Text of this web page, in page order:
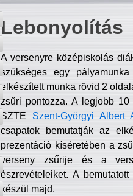
Lebonyolítás
A versenyre középiskolás
szükséges egy
elkészített munka rövid 2
zsűri pontozza. A legjobb
SZTE Szent-Györgyi Albert
csapatok bemutatják az
prezentáció kíséretében a
verseny zsűrije és a
észrevételeiket. A
készül majd.